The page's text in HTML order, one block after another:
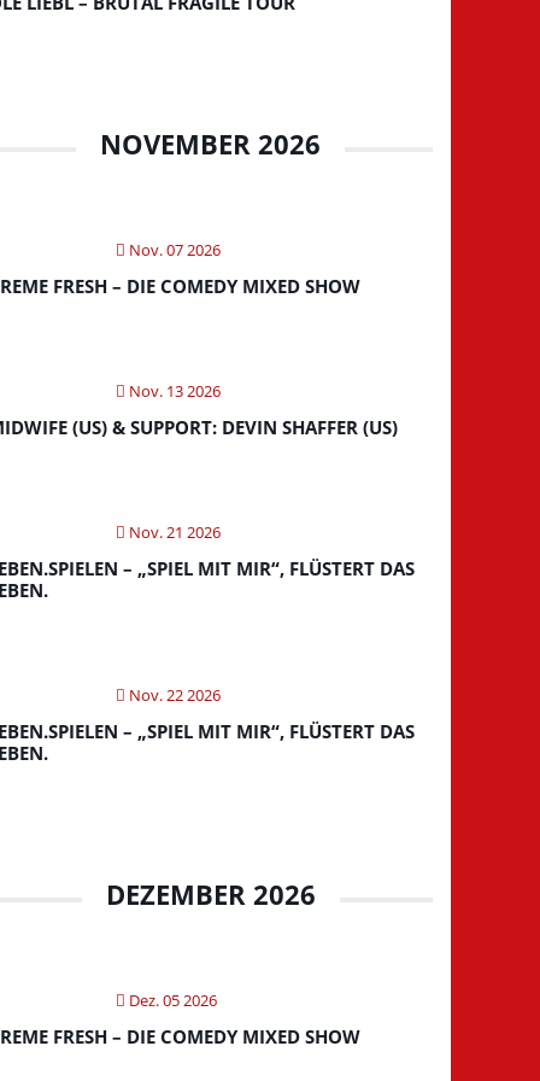
NOVEMBER 2026
Nov. 07 2026
FRESH – DIE COMEDY MIXED SHOW
Nov. 13 2026
(US) & SUPPORT: DEVIN SHAFFER (US)
Nov. 21 2026
– „SPIEL MIT MIR“, FLÜSTERT DAS
Nov. 22 2026
– „SPIEL MIT MIR“, FLÜSTERT DAS
DEZEMBER 2026
Dez. 05 2026
FRESH – DIE COMEDY MIXED SHOW